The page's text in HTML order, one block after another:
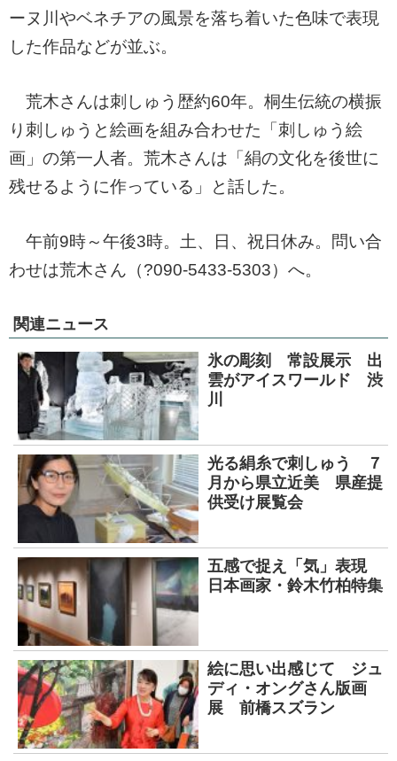
ーヌ川やベネチアの風景を落ち着いた色味で表現
した作品などが並ぶ。
荒木さんは刺しゅう歴約60年。桐生伝統の横振
り刺しゅうと絵画を組み合わせた「刺しゅう絵
画」の第一人者。荒木さんは「絹の文化を後世に
残せるように作っている」と話した。
午前9時～午後3時。土、日、祝日休み。問い合
わせは荒木さん（?090-5433-5303）へ。
関連ニュース
氷の彫刻 常設展示 出
雲がアイスワールド 渋
川
光る絹糸で刺しゅう ７
月から県立近美 県産提
供受け展覧会
五感で捉え「気」表現
日本画家・鈴木竹柏特集
絵に思い出感じて ジュ
ディ・オングさん版画
展 前橋スズラン